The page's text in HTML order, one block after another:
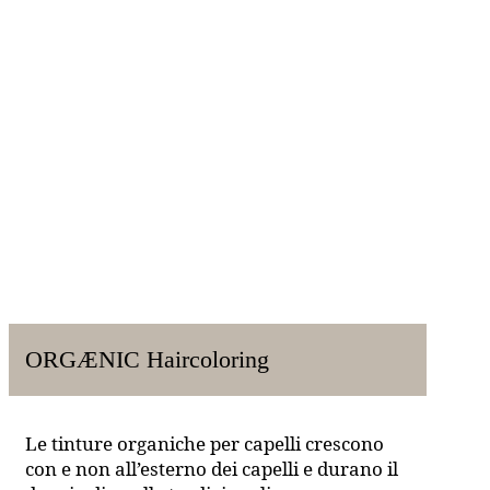
ORGÆNIC Haircoloring
Le tinture organiche per capelli crescono
con e non all’esterno dei capelli e durano il